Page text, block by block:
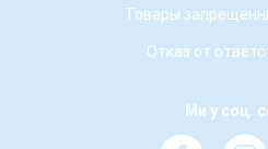
Товары
Отказ от
Ми у соц.